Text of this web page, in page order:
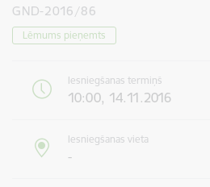
GND-2016/86
Lēmums pieņemts
Iesniegšanas termiņš
10:00, 14.11.2016
Iesniegšanas vieta
-